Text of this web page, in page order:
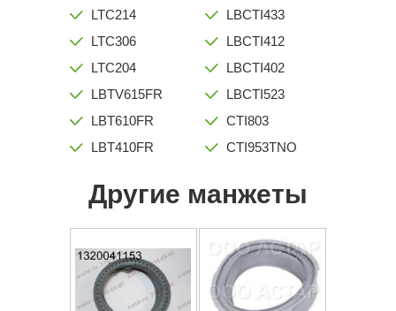
LTC214
LTC306
LTC204
LBTV615FR
LBT610FR
LBT410FR
LBCTI433
LBCTI412
LBCTI402
LBCTI523
CTI803
CTI953TNO
Другие манжеты